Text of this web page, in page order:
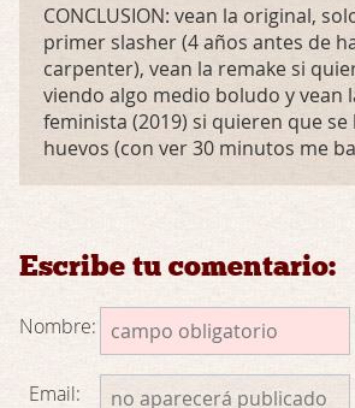
CONCLUSION: vean la original,
primer slasher (4 años antes de
carpenter), vean la remake si
viendo algo medio boludo y vean
feminista (2019) si quieren que
huevos (con ver 30 minutos me
Escribe tu comentario:
Nombre:
Email: